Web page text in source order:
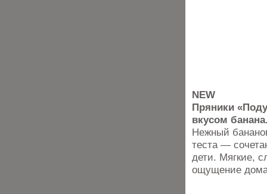
NEW
Пряники
вкусом
Нежный
теста —
дети. Мягкие,
ощущение